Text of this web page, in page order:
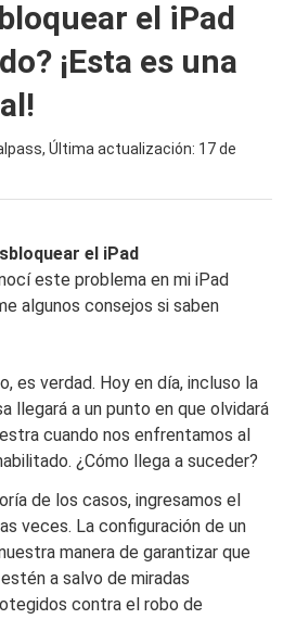
el iPad
¡Esta es una
Última actualización: 17 de
el iPad
este problema en mi iPad
algunos consejos si saben
es verdad. Hoy en día, incluso la
llegará a un punto en que olvidará
cuando nos enfrentamos al
¿Cómo llega a suceder?
de los casos, ingresamos el
veces. La configuración de un
manera de garantizar que
a salvo de miradas
contra el robo de